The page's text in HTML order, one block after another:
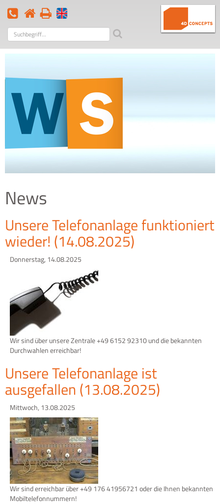
Suchbegriff
News
Unsere Telefonanlage funktioniert
wieder! (14.08.2025)
Donnerstag, 14.08.2025
Wir sind über unsere Zentrale +49 6152 92310 und die bekannten
Durchwahlen erreichbar!
Unsere Telefonanlage ist
ausgefallen (13.08.2025)
Mittwoch, 13.08.2025
Wir sind erreichbar über +49 176 41956721 oder die Ihnen bekannten
Mobiltelefonnummern!